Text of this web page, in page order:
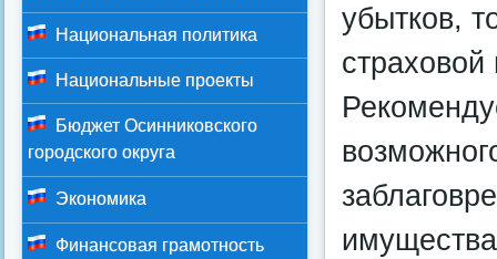
убытков,
Национальная политика
Национальные проекты
Бюджет Осинниковского
городского округа
Экономика
Финансовая грамотность